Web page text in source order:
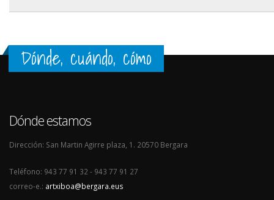
Dónde, cuándo, cómo
Dónde estamos
Dirección: San Martin Agirre plaza, 1. 20570 Bergara
Teléfono: 943 77 91 32 - 943 77 91 27
correo-e.: artxiboa@bergara.eus